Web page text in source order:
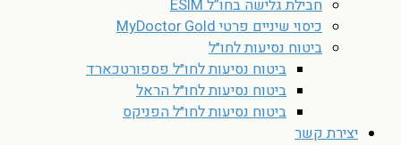
חבילת גלישה בחו”ל ESIM
כיסוי שיניים פרטי MyDoctor Gold
ביטוח נסיעות לחו״ל
ביטוח נסיעות לחו״ל פספורטכארד
ביטוח נסיעות לחו״ל הראל
ביטוח נסיעות לחו״ל הפניקס
יצירת קשר